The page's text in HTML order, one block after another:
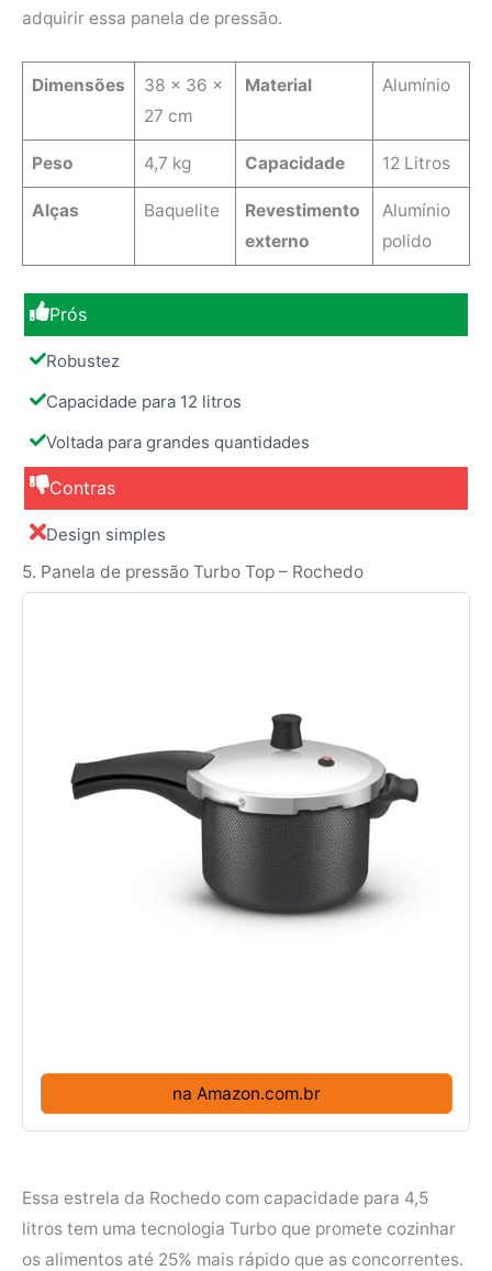
adquirir essa panela de pressão.
Dimensões
38 × 36 ×
27 cm
Material Alumínio
Peso 4,7 kg Capacidade 12 Litros
Alças Baquelite
Revestimento
externo
Alumínio
polido
Prós
Robustez
Capacidade para 12 litros
Voltada para grandes quantidades
Contras
Design simples
5. Panela de pressão Turbo Top – Rochedo
na Amazon.com.br
Essa estrela da Rochedo com capacidade para 4,5
litros tem uma tecnologia Turbo que promete cozinhar
os alimentos até 25% mais rápido que as concorrentes.